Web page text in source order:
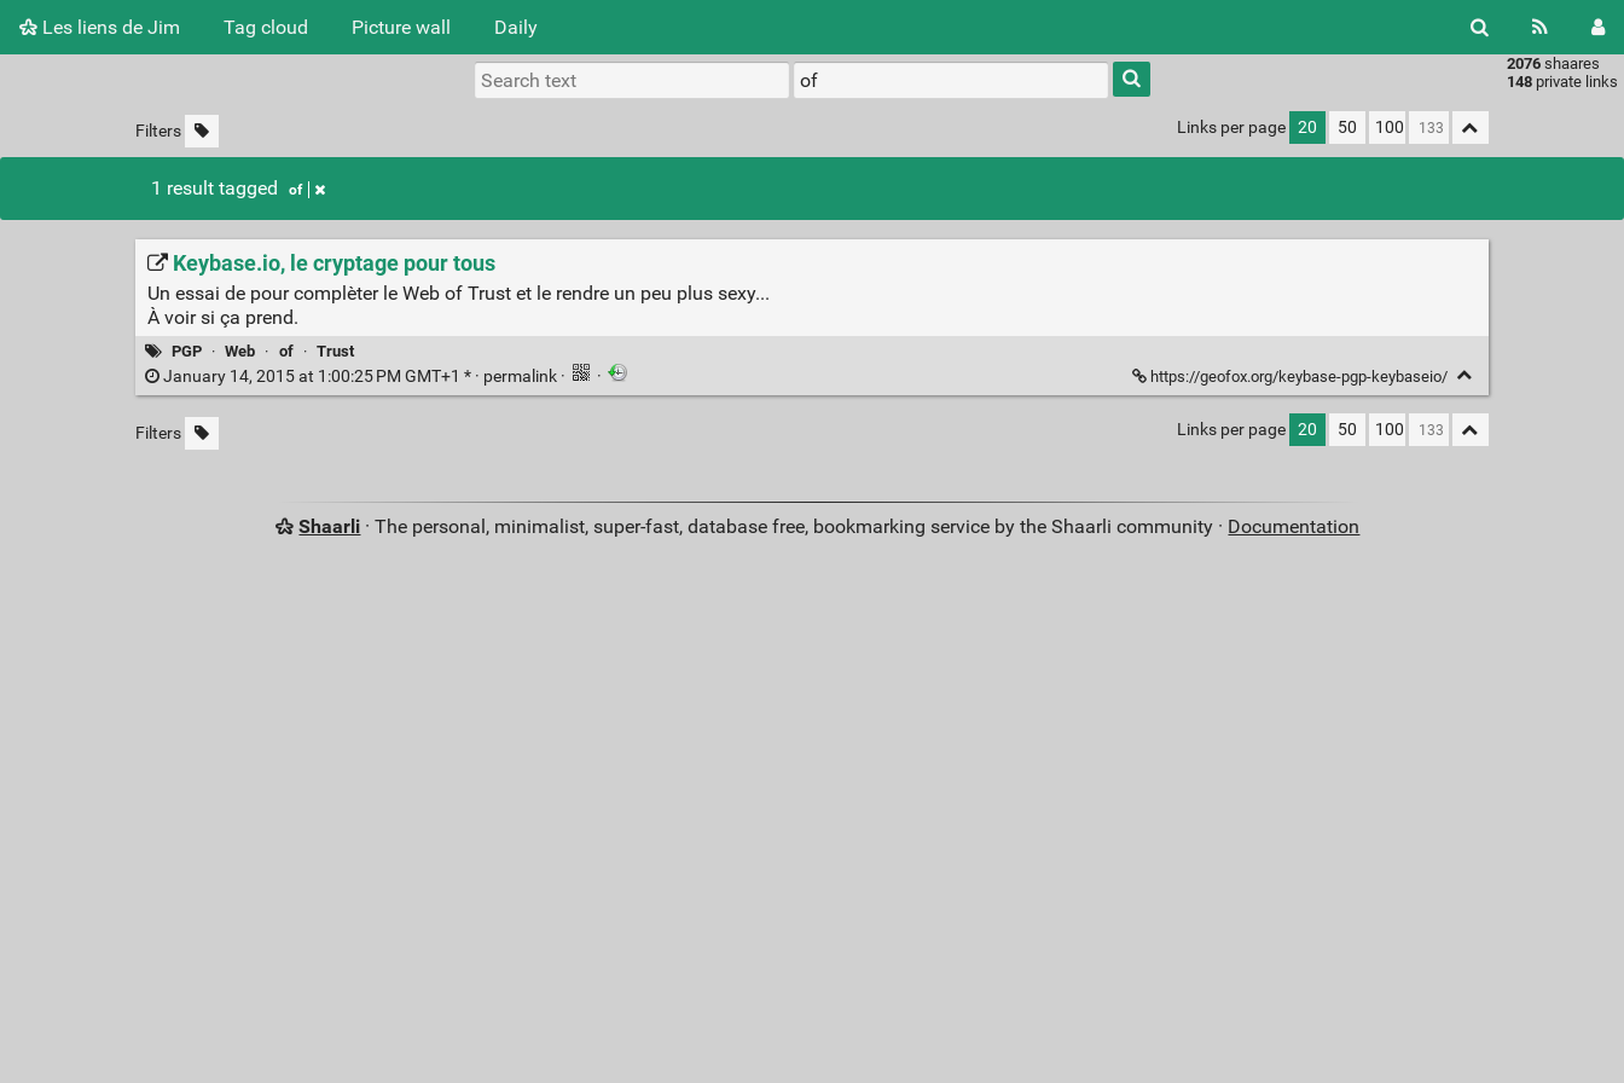
Les liens de Jim Tag cloud Picture wall Daily
2076 shaares
148 private links
Type 1 or
more
characters
results.
Filters Links per page 20 50 100
1 result tagged of
Keybase.io, le cryptage pour tous
Un essai de pour complèter le Web of Trust et le rendre un peu plus sexy...
À voir si ça prend.
PGP · Web · of · Trust
January 14, 2015 at 1:00:25 PM GMT+1 * · permalink · · https://geofox.org/keybase-pgp-keybaseio/
Filters Links per page 20 50 100
Shaarli · The personal, minimalist, super-fast, database free, bookmarking service by the Shaarli community · Documentation